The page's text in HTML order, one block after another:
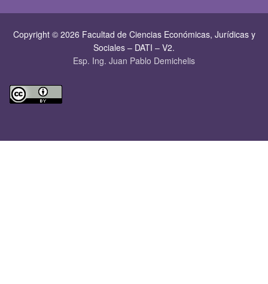
Copyright © 2026 Facultad de Ciencias Económicas, Jurí­dicas y
Sociales – DATI – V2.
Esp. Ing. Juan Pablo Demichelis